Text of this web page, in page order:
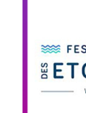
Le Festival